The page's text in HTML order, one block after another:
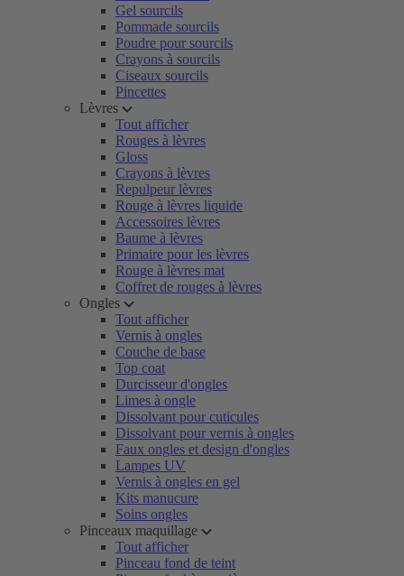
Gel sourcils
Pommade sourcils
Poudre pour sourcils
Crayons à sourcils
Ciseaux sourcils
Pincettes
Lèvres
Tout afficher
Rouges à lèvres
Gloss
Crayons à lèvres
Repulpeur lèvres
Rouge à lèvres liquide
Accessoires lèvres
Baume à lèvres
Primaire pour les lèvres
Rouge à lèvres mat
Coffret de rouges à lèvres
Ongles
Tout afficher
Vernis à ongles
Couche de base
Top coat
Durcisseur d'ongles
Limes à ongle
Dissolvant pour cuticules
Dissolvant pour vernis à ongles
Faux ongles et design d'ongles
Lampes UV
Vernis à ongles en gel
Kits manucure
Soins ongles
Pinceaux maquillage
Tout afficher
Pinceau fond de teint